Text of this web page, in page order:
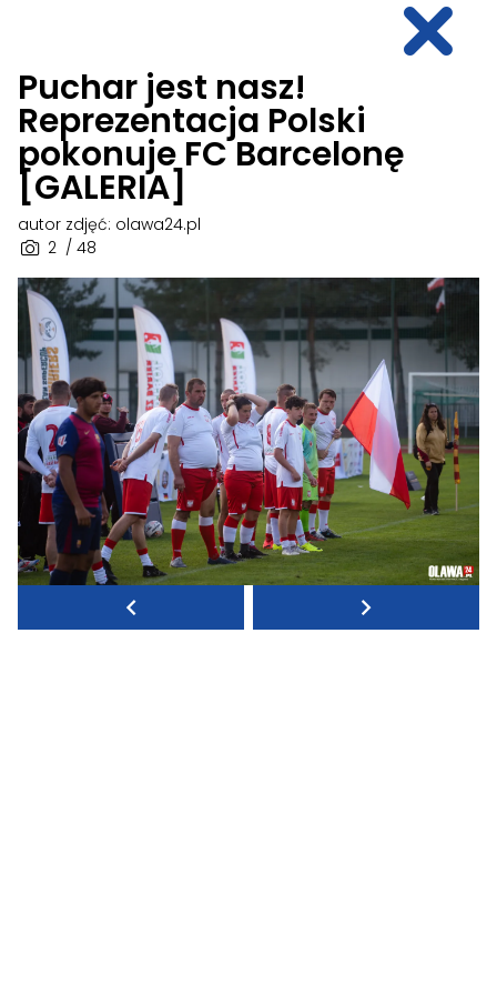
Puchar jest nasz!
Reprezentacja Polski
pokonuje FC Barcelonę
[GALERIA]
2 / 48
autor zdjęć: olawa24.pl